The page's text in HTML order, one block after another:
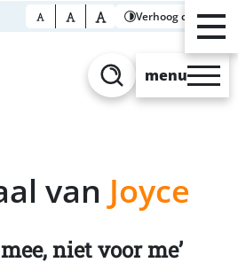
Verhoog contrast
Zoeken
menu
van Joyce
niet voor me